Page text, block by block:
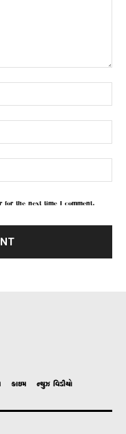
for the next time I comment.
ક્રાઇમ ન્યુઝ વિડીયો